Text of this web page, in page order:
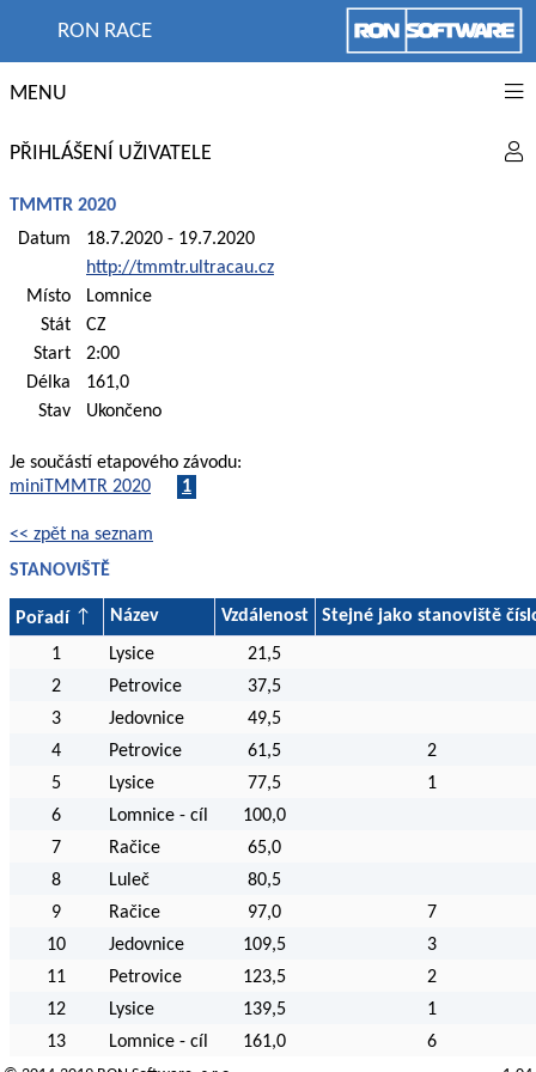
RON RACE
MENU
PŘIHLÁŠENÍ UŽIVATELE
TMMTR 2020
Datum
18.7.2020 - 19.7.2020
http://tmmtr.ultracau.cz
Místo
Lomnice
Stát
CZ
Start
2:00
Délka
161,0
Stav
Ukončeno
Je součástí etapového závodu:
miniTMMTR 2020
1
<< zpět na seznam
STANOVIŠTĚ
Pořadí Název Vzdálenost
Stejné jako stanoviště
1
Lysice
21,5
2
Petrovice
37,5
3
Jedovnice
49,5
4
Petrovice 61,5
2
5
Lysice 77,5
1
6
Lomnice - cíl
100,0
7
Račice
65,0
8
Luleč
80,5
9
Račice 97,0
7
10
Jedovnice 109,5
3
11
Petrovice 123,5
2
12
Lysice 139,5
1
13
Lomnice - cíl 161,0 6